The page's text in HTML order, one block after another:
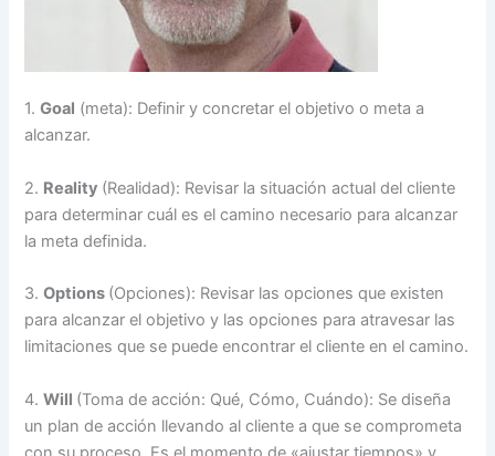
1.Goal (meta): Definir y concretar el objetivo o meta a
alcanzar.
2. Reality (Realidad): Revisar la situación actual del cliente
para determinar cuál es el camino necesario para alcanzar
la meta definida.
3.Options (Opciones): Revisar las opciones que existen
para alcanzar el objetivo y las opciones para atravesar las
limitaciones que se puede encontrar el cliente en el camino.
4.Will (Toma de acción: Qué, Cómo, Cuándo): Se diseña
un plan de acción llevando al cliente a que se comprometa